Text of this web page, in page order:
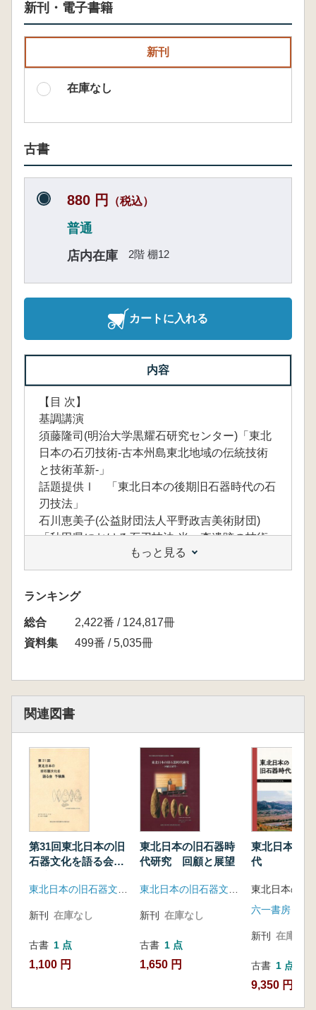
新刊・電子書籍
新刊
在庫なし
古書
880 円 （税込）
普通
店内在庫
2階 棚12
カートに入れる
内容
【目 次】
基調講演
須藤隆司(明治大学黒耀石研究センター)「東北
日本の石刃技術-古本州島東北地域の伝統技術
と技術革新-」
話題提供Ⅰ 「東北日本の後期旧石器時代の石
刃技法」
石川恵美子(公益財団法人平野政吉美術財団)
「秋田県における石刃技法-米ヶ森遺跡の技術
基盤解明に向けて-」
神田和彦(秋田市観光文化スポーツ部文化振興
課)「下堤G遺跡の石刃技法と米ヶ森技法」
佐藤祐輔(仙台市縄文の森広場)「製作者の視点
でみる後期旧石器時代前半期の石器製作技術」
野口淳(NPO法人南アジア文化遺産センター)
跡の調査」
夏木大吾・太田圭(東京大学)・青木要祐(東北大
之・熊木俊朗(東京大学)「北海道遠軽町タチカ
ルシュナイ遺跡M-Ⅰ地点2019年度調査」
中沢祐一・長沼正樹(北海道大学)・青木要祐(東
北大学)・赤井文人(北海道教育委員会)・高倉純
(北海道大学)・山田哲・中村雄紀(北見市教育委
員会)・早田勉(火山灰考古学研究所)「北海道常
呂郡置戸町・共栄3遺跡の調査」
子・辰巳晃司・澤浦亮平・佐伯史子・佐宗亜衣
子・澤田純明・渡辺丈彦・鈴木敏彦・佐藤孝
県尻労安部洞窟」
梶原洋(東北福祉大学)「宮城県仙台市蒲沢山遺
もっと見る
ランキング
総合
2,422番 / 124,817冊
資料集
499番 / 5,035冊
関連図書
第31回東北日本の旧
石器文化を語る会
東北日本の旧石器文化を語る会
新刊 在庫なし
古書 1 点
1,100 円
東北日本の旧石器時
代研究 回顧と展望
東北日本の旧石器文化を語る会
新刊 在庫なし
古書 1 点
1,650 円
東北日本の
代
六一書房
新刊 在庫なし
古書 1 点
9,350 円